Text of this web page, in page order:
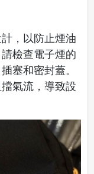
，以防止煙油
檢查電子煙的
塞和密封蓋。
氣流，導致設